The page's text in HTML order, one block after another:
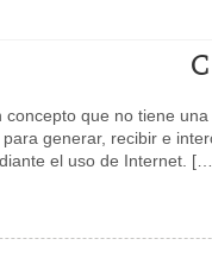
que no tiene
generar, recibir e
el uso de Internet.